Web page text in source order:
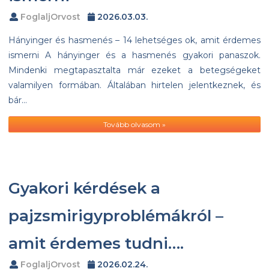
FoglaljOrvost 2026.03.03.
Hányinger és hasmenés – 14 lehetséges ok, amit érdemes
ismerni A hányinger és a hasmenés gyakori panaszok.
Mindenki megtapasztalta már ezeket a betegségeket
valamilyen formában. Általában hirtelen jelentkeznek, és
bár…
Tovább olvasom »
Gyakori kérdések a
pajzsmirigyproblémákról –
amit érdemes tudni….
FoglaljOrvost 2026.02.24.